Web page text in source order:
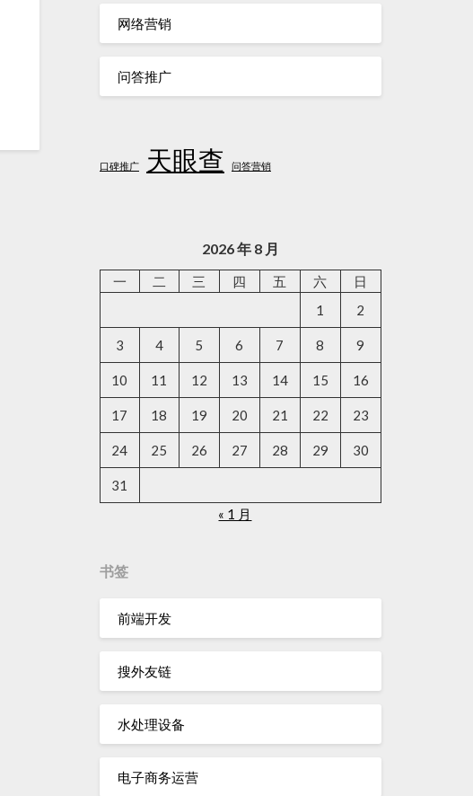
网络营销
问答推广
口碑推广 天眼查 问答营销
2026 年 8 月
一 二 三 四 五 六
日
1
2
3 4 5 6 7 8 9
10 11 12 13 14 15 16
17 18 19 20 21 22 23
24 25 26 27 28 29 30
31
« 1 月
书签
前端开发
搜外友链
水处理设备
电子商务运营